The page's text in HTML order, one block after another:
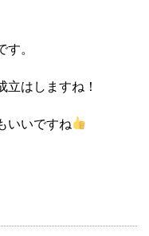
。
立はしますね！
いいですね